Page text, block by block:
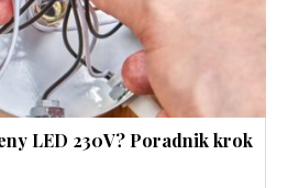
LED 230V? Poradnik krok